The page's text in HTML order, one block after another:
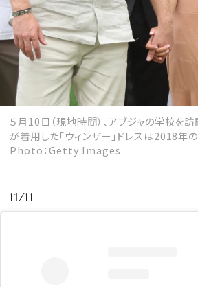
５月10日（現地時間）、アブジャの学校を
が着用した「ウィンザー」ドレスは2018年
Photo：Getty Images
11/11